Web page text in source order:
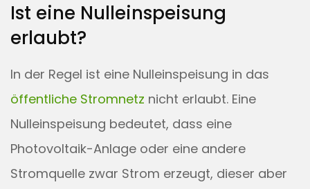
Ist eine Nulleinspeisung
erlaubt?
In der Regel ist eine Nulleinspeisung in das
öffentliche Stromnetz nicht erlaubt. Eine
Nulleinspeisung bedeutet, dass eine
Photovoltaik-Anlage oder eine andere
Stromquelle zwar Strom erzeugt, dieser aber